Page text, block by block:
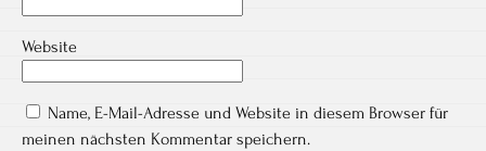
Website
Name, E-Mail-Adresse und Website in diesem Browser für
meinen nächsten Kommentar speichern.